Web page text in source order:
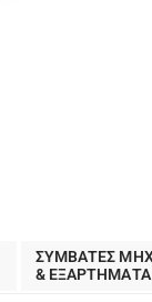
ΣΥΜΒΑΤΕΣ
& ΕΞΑΡΤΗΜΑΤΑ